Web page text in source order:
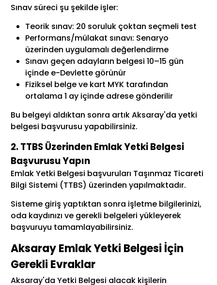
Sınav süreci şu şekilde işler:
Teorik sınav: 20 soruluk çoktan seçmeli test
Performans/mülakat sınavı: Senaryo
üzerinden uygulamalı değerlendirme
Sınavı geçen adayların belgesi 10–15 gün
içinde e-Devlette görünür
Fiziksel belge ve kart MYK tarafından
ortalama 1 ay içinde adrese gönderilir
Bu belgeyi aldıktan sonra artık Aksaray'da yetki
belgesi başvurusu yapabilirsiniz.
2. TTBS Üzerinden Emlak Yetki Belgesi
Başvurusu Yapın
Emlak Yetki Belgesi başvuruları Taşınmaz Ticareti
Bilgi Sistemi (TTBS) üzerinden yapılmaktadır.
Sisteme giriş yaptıktan sonra işletme bilgilerinizi,
oda kaydınızı ve gerekli belgeleri yükleyerek
başvuruyu tamamlayabilirsiniz.
Aksaray Emlak Yetki Belgesi İçin
Gerekli Evraklar
Aksaray'da Yetki Belgesi alacak kişilerin